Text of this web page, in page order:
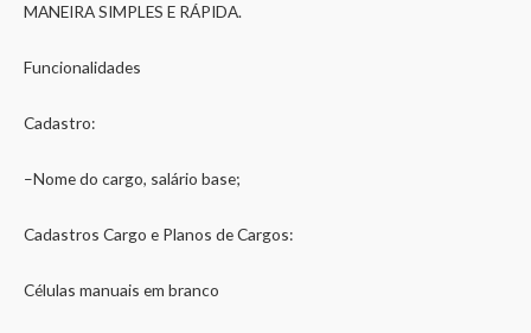
MANEIRA SIMPLES E RÁPIDA.
Funcionalidades
Cadastro:
–Nome do cargo, salário base;
Cadastros Cargo e Planos de Cargos:
Células manuais em branco